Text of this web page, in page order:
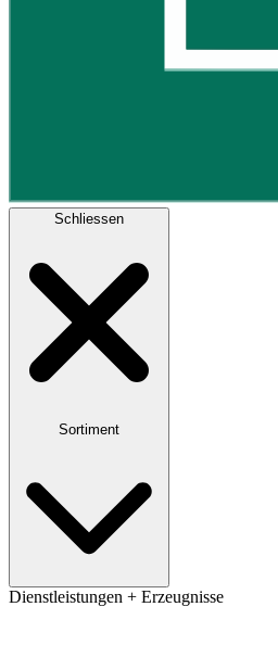
Schliessen
Sortiment
Dienstleistungen + Erzeugnisse